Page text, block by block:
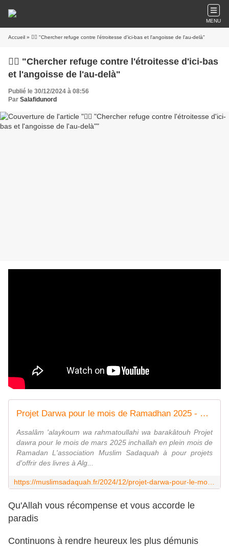
MENU
Accueil » ☝🏽 "Chercher refuge contre l'étroitesse d'ici-bas et l'angoisse de l'au-delà"
☝🏽 "Chercher refuge contre l'étroitesse d'ici-bas
et l'angoisse de l'au-delà"
Publié le 30/12/2024 à 08:56
Par Salafidunord
Projet Darwa pour le mois de Ramadhan 2025 - Muslim Sadaquah
Assalâm 'alaykoum wa rahmatoullahi wa barakâtouh Projet
dawra pour le mois de mars 2025 inchallah en plein mois de
Ramadan L'association Muslim Sadaquah à pour projets
d'offrir des livres à Alg...
Qu'Allah vous récompense et vous accorde le
paradis
Continuons à rendre heureux les plus démunis